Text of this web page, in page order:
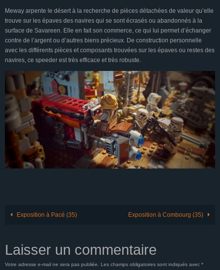
Meway arpente le désert à la recherche de pièces détachées de valeur qu’elle
trouve sur les épaves des navires qui se sont écrasés ou abandonnés à la
surface de Savareen. Elle en fait son commerce, ce qui lui permet d’échanger
contre de l’argent ou d’autres biens précieux. De construction personnelle
avec les différents pièces et composants trouvées sur les épaves ou restes des
navires, ce speeder est très efficace et très robuste.
Exposition à Pacé (35) Exposition à Combourg (35)
Laisser un commentaire
Votre adresse e-mail ne sera pas publiée. Les champs obligatoires sont indiqués avec *